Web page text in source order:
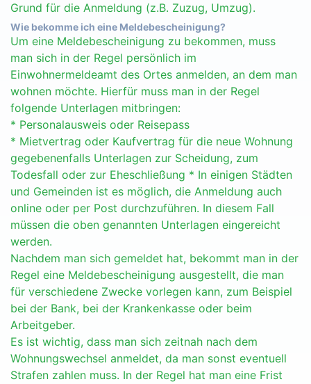
Grund für die Anmeldung (z.B. Zuzug, Umzug).
Wie bekomme ich eine Meldebescheinigung?
Um eine Meldebescheinigung zu bekommen, muss
man sich in der Regel persönlich im
Einwohnermeldeamt des Ortes anmelden, an dem man
wohnen möchte. Hierfür muss man in der Regel
folgende Unterlagen mitbringen:
* Personalausweis oder Reisepass
* Mietvertrag oder Kaufvertrag für die neue Wohnung
gegebenenfalls Unterlagen zur Scheidung, zum
Todesfall oder zur Eheschließung * In einigen Städten
und Gemeinden ist es möglich, die Anmeldung auch
online oder per Post durchzuführen. In diesem Fall
müssen die oben genannten Unterlagen eingereicht
werden.
Nachdem man sich gemeldet hat, bekommt man in der
Regel eine Meldebescheinigung ausgestellt, die man
für verschiedene Zwecke vorlegen kann, zum Beispiel
bei der Bank, bei der Krankenkasse oder beim
Arbeitgeber.
Es ist wichtig, dass man sich zeitnah nach dem
Wohnungswechsel anmeldet, da man sonst eventuell
Strafen zahlen muss. In der Regel hat man eine Frist